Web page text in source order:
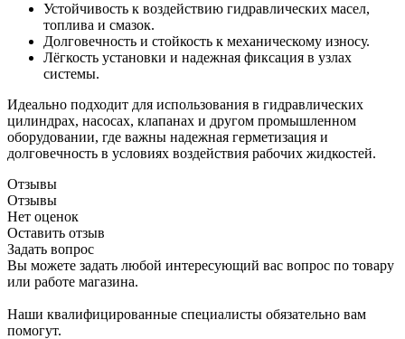
Устойчивость к воздействию гидравлических масел,
топлива и смазок.
Долговечность и стойкость к механическому износу.
Лёгкость установки и надежная фиксация в узлах
системы.
Идеально подходит для использования в гидравлических
цилиндрах, насосах, клапанах и другом промышленном
оборудовании, где важны надежная герметизация и
долговечность в условиях воздействия рабочих жидкостей.
Отзывы
Отзывы
Нет оценок
Оставить отзыв
Задать вопрос
Вы можете задать любой интересующий вас вопрос по товару
или работе магазина.
Наши квалифицированные специалисты обязательно вам
помогут.